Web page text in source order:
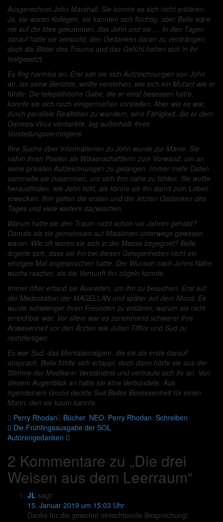
Ausgerechnet John Marshall. Sie konnte es sich nicht erklären.
Ja, sie waren Kollegen, sie kannten sich flüchtig, aber Belle wäre
nie auf die Idee gekommen, das John und sie … In den Tagen
darauf hatte sie versucht, den Gedanken daran zu verdrängen,
doch die Bilder des Traums und das Gefühl hatten sich in ihr
festgesetzt.
Es fing harmlos an. Erst sah sie sich Aufzeichnungen von John
an, las seine Berichte, wollte verstehen, wie sich ein Mutant wie er
fühlte. Die telepathische Gabe, die er einst besessen hatte,
konnte sie sich noch einigermaßen vorstellen. Aber wie es war,
durch parallele Realitäten zu wandern, eine Fähigkeit, die er dem
Genesis-Virus verdankte, lag außerhalb ihres
Vorstellungsvermögens.
Ihre Suche über Informationen zu John wurde zur Manie. Sie
nahm ihren Posten als Wissenschaftlerin zum Vorwand, um an
seine privaten Aufzeichnungen zu gelangen. Immer mehr Daten
sammelte sie zusammen, um sich ihm nahe zu fühlen. Sie wollte
herausfinden, wie John tickt, als könne sie ihn damit zum Leben
erwecken. Ihm galten die ersten und der letzten Gedanken des
Tages und viele weitere dazwischen.
Warum hatte sie den Traum nicht schon vor Jahren gehabt?
Damals als sie gemeinsam auf Missionen unterwegs gewesen
waren. Wie oft waren sie sich in der Messe begegnet? Belle
ärgerte sich, dass sie ihn bei diesen Gelegenheiten nicht ein
einziges Mal angesprochen hatte. Der Wunsch nach Johns Nähe
wuchs rascher, als die Vernunft ihn zügeln konnte.
Immer öfter erfand sie Ausreden, um ihn zu besuchen. Erst auf
der Medostation der MAGELLAN und später auf dem Mond. Es
wurde schwieriger ihren Freunden zu erklären, warum sie nicht
erreichbar war. Vor allem war es zunehmend schwerer ihre
Anwesenheit vor den Ärzten wie Julian Tifflor und Sud zu
rechtfertigen.
Es war Sud, das Mentalamalgam, die sie als erste darauf
ansprach. Belle fühlte sich ertappt, doch dann hörte sie aus der
Stimme der Medikerin Verständnis und vertraute sich ihr an. Von
diesem Augenblick an hatte sie eine Verbündete. Aus
irgendeinem Grund deckte Sud Belles Besessenheit für einen
Mann, den sie kaum kannte.
Perry Rhodan
Bücher, NEO, Perry Rhodan, Schreiben
Beitragsnavigation
Die Frühlingsausgabe der SOL
Autorengedanken
2 Kommentare zu „Die drei
Weisen aus dem Leerraum“
JL sagt:
15. Januar 2019 um 15:03 Uhr
Danke für die gewohnt einsichtsvolle Besprechung!